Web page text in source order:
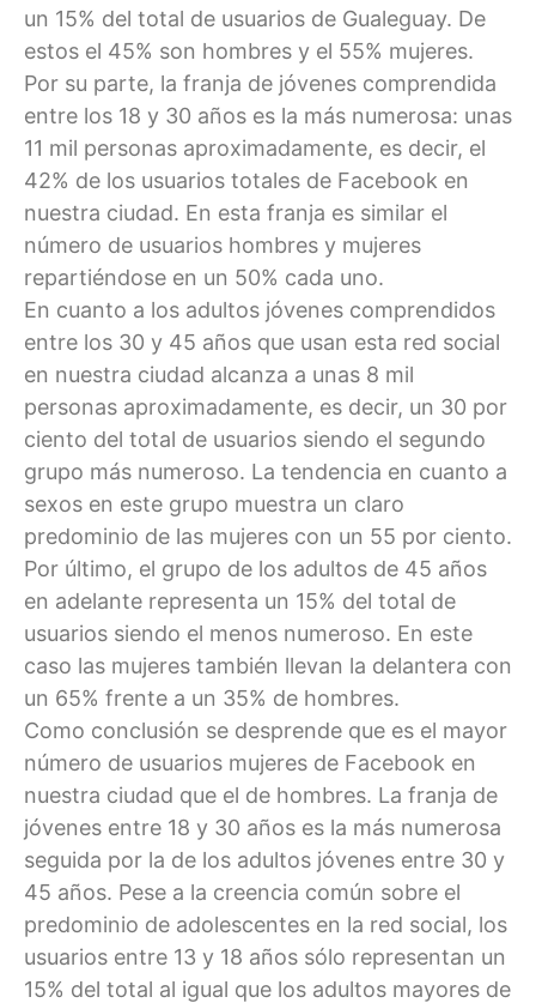
un 15% del total de usuarios de Gualeguay. De
estos el 45% son hombres y el 55% mujeres.
Por su parte, la franja de jóvenes comprendida
entre los 18 y 30 años es la más numerosa: unas
11 mil personas aproximadamente, es decir, el
42% de los usuarios totales de Facebook en
nuestra ciudad. En esta franja es similar el
número de usuarios hombres y mujeres
repartiéndose en un 50% cada uno.
En cuanto a los adultos jóvenes comprendidos
entre los 30 y 45 años que usan esta red social
en nuestra ciudad alcanza a unas 8 mil
personas aproximadamente, es decir, un 30 por
ciento del total de usuarios siendo el segundo
grupo más numeroso. La tendencia en cuanto a
sexos en este grupo muestra un claro
predominio de las mujeres con un 55 por ciento.
Por último, el grupo de los adultos de 45 años
en adelante representa un 15% del total de
usuarios siendo el menos numeroso. En este
caso las mujeres también llevan la delantera con
un 65% frente a un 35% de hombres.
Como conclusión se desprende que es el mayor
número de usuarios mujeres de Facebook en
nuestra ciudad que el de hombres. La franja de
jóvenes entre 18 y 30 años es la más numerosa
seguida por la de los adultos jóvenes entre 30 y
45 años. Pese a la creencia común sobre el
predominio de adolescentes en la red social, los
usuarios entre 13 y 18 años sólo representan un
15% del total al igual que los adultos mayores de